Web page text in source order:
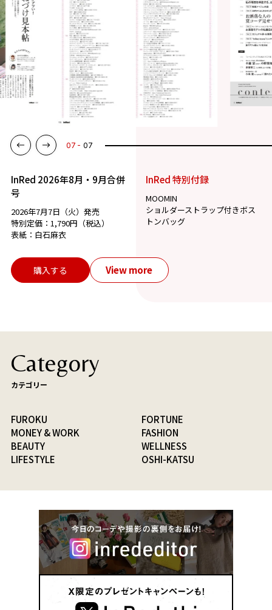
01 07
InRed 2026年8月・9月合併
号
2026年7月7日（火）発売
特別定価：1,790円（税込）
表紙：白石麻衣
InRed 特別付録
MOOMIN
ショルダーストラップ付きボス
トンバッグ
購入する View more
Category
カテゴリー
FUROKU
FORTUNE
MONEY & WORK
FASHION
BEAUTY
WELLNESS
LIFESTYLE
OSHI-KATSU